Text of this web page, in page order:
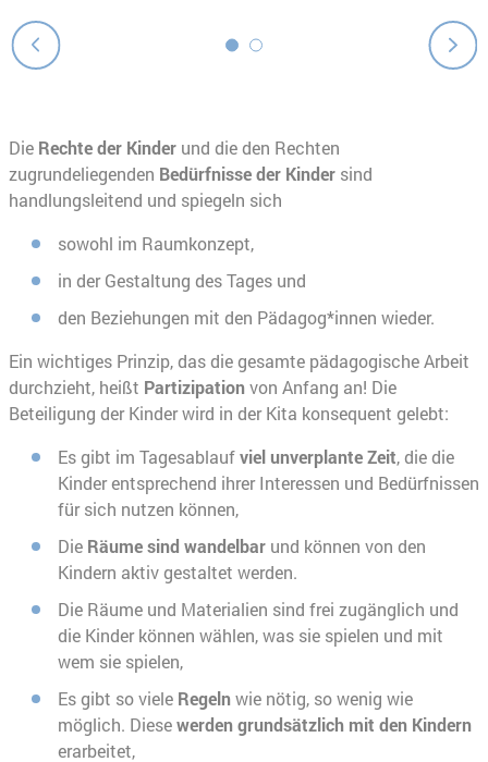
Die Rechte der Kinderund die den Rechten
zugrundeliegenden Bedürfnisse der Kindersind
handlungsleitend und spiegeln sich
sowohl im Raumkonzept,
in der Gestaltung des Tages und
den Beziehungen mit den Pädagog*innen wieder.
Ein wichtiges Prinzip, das die gesamte pädagogische Arbeit
durchzieht, heißt Partizipationvon Anfang an! Die
Beteiligung der Kinder wird in der Kita konsequent gelebt:
Es gibt im Tagesablaufviel unverplante Zeit, die die
Kinder entsprechend ihrer Interessen und Bedürfnissen
für sich nutzen können,
Die Räume sind wandelbarund können von den
Kindern aktiv gestaltet werden.
Die Räume und Materialien sind frei zugänglich und
die Kinder können wählen, was sie spielen und mit
wem sie spielen,
Es gibt so viele Regelnwie nötig, so wenig wie
möglich. Diesewerden grundsätzlich mit den Kindern
erarbeitet,